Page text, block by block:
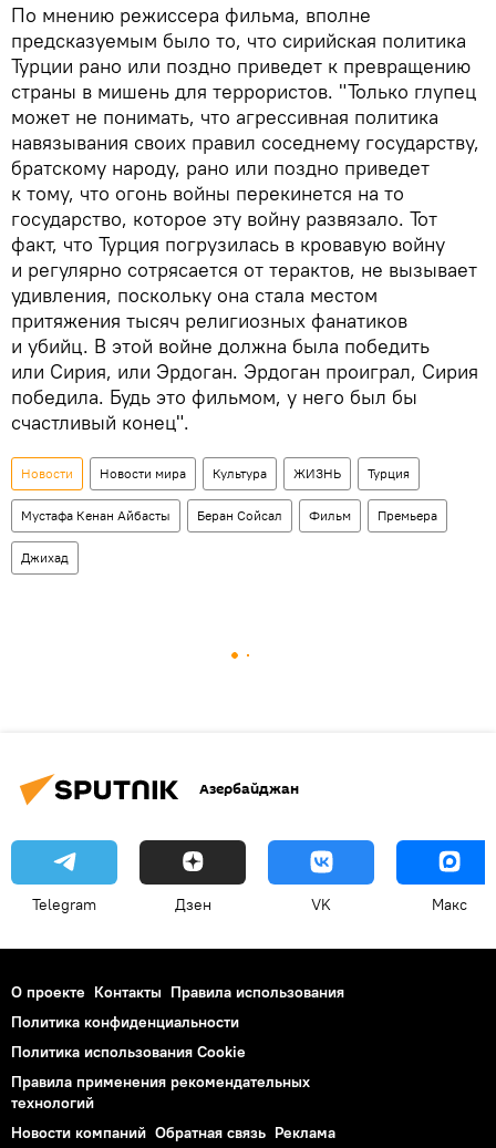
По мнению режиссера фильма, вполне
предсказуемым было то, что сирийская политика
Турции рано или поздно приведет к превращению
страны в мишень для террористов. "Только глупец
может не понимать, что агрессивная политика
навязывания своих правил соседнему государству,
братскому народу, рано или поздно приведет
к тому, что огонь войны перекинется на то
государство, которое эту войну развязало. Тот
факт, что Турция погрузилась в кровавую войну
и регулярно сотрясается от терактов, не вызывает
удивления, поскольку она стала местом
притяжения тысяч религиозных фанатиков
и убийц. В этой войне должна была победить
или Сирия, или Эрдоган. Эрдоган проиграл, Сирия
победила. Будь это фильмом, у него был бы
счастливый конец".
Новости Новости мира Культура ЖИЗНЬ Турция
Мустафа Кенан Айбасты Беран Сойсал Фильм Премьера
Джихад
Азербайджан
Telegram Дзен VK Макс
О проекте Контакты Правила использования
Политика конфиденциальности
Политика использования Cookie
Правила применения рекомендательных
технологий
Новости компаний Обратная связь Реклама